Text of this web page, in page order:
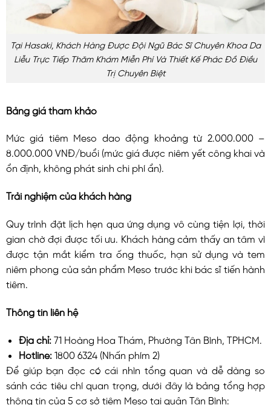
Tại Hasaki, Khách Hàng Được Đội Ngũ Bác Sĩ Chuyên Khoa Da
Liễu Trực Tiếp Thăm Khám Miễn Phí Và Thiết Kế Phác Đồ Điều
Trị Chuyên Biệt
Bảng giá tham khảo
Mức giá tiêm Meso dao động khoảng từ 2.000.000 –
8.000.000 VNĐ/buổi (mức giá được niêm yết công khai và
ổn định, không phát sinh chi phí ẩn).
Trải nghiệm của khách hàng
Quy trình đặt lịch hẹn qua ứng dụng vô cùng tiện lợi, thời
gian chờ đợi được tối ưu. Khách hàng cảm thấy an tâm vì
được tận mắt kiểm tra ống thuốc, hạn sử dụng và tem
niêm phong của sản phẩm Meso trước khi bác sĩ tiến hành
tiêm.
Thông tin liên hệ
Địa chỉ: 71 Hoàng Hoa Thám, Phường Tân Bình, TPHCM.
Hotline: 1800 6324 (Nhấn phím 2)
Để giúp bạn đọc có cái nhìn tổng quan và dễ dàng so
sánh các tiêu chí quan trọng, dưới đây là bảng tổng hợp
thông tin của 5 cơ sở tiêm Meso tại quận Tân Bình: